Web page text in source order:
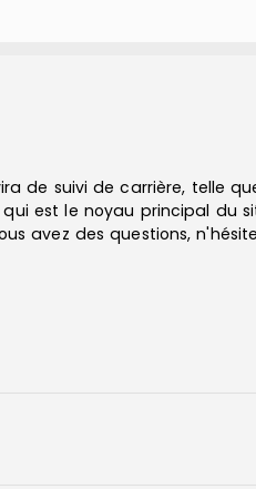
de suivi de carrière, telle
est le noyau principal du
avez des questions,